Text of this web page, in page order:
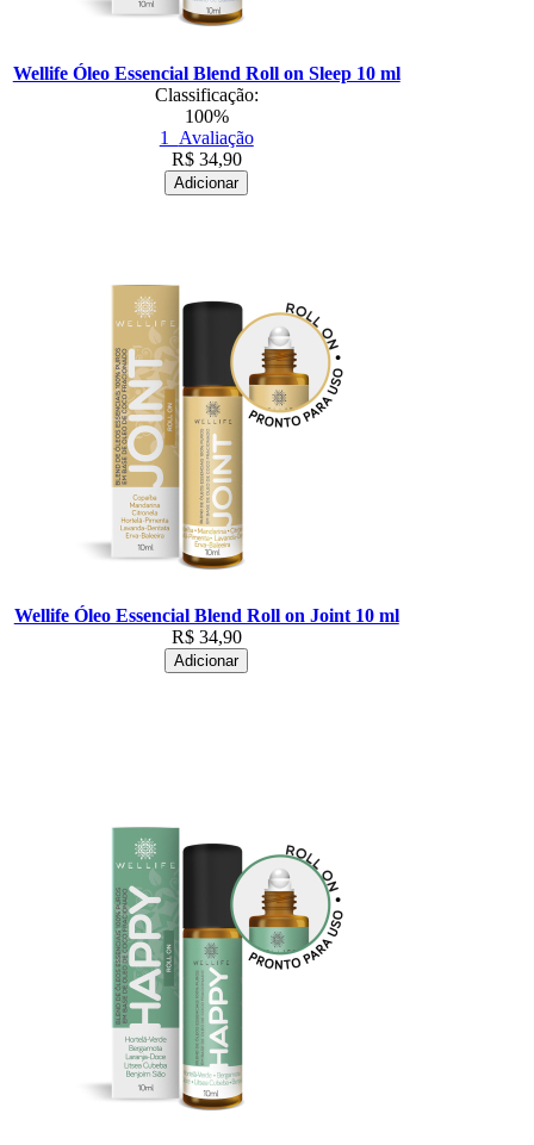
Wellife Óleo Essencial Blend Roll on Sleep 10 ml
Classificação:
100%
1 Avaliação
R$ 34,90
Adicionar
Wellife Óleo Essencial Blend Roll on Joint 10 ml
R$ 34,90
Adicionar